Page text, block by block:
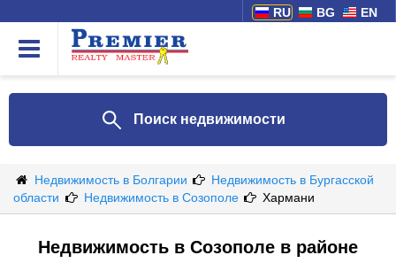
RU BG EN
Поиск недвижимости
Недвижимость в Болгарии
Недвижимость в Бургасской
области
Недвижимость в Созополе Хармани
Недвижимость в Созополе в районе